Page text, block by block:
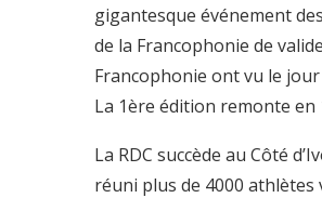
gigantesque événement
de la Francophonie de
Francophonie ont vu le
La 1ère édition remonte en
La RDC succède au Côté
réuni plus de 4000